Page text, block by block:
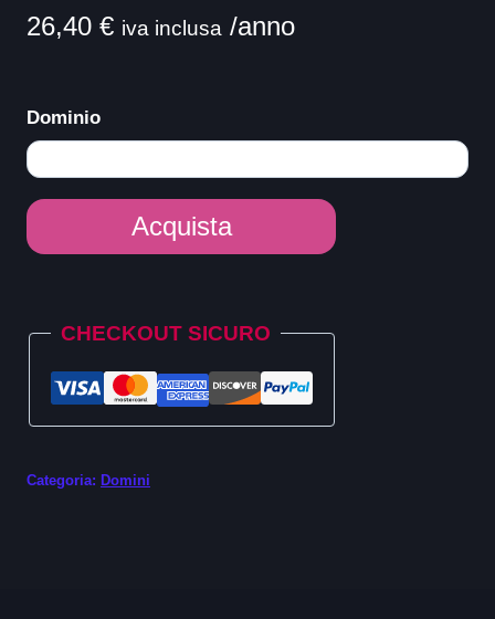
26,40 € iva inclusa /anno
Dominio
Dominio
.jetzt
Acquista
CHECKOUT SICURO
Categoria: Domini